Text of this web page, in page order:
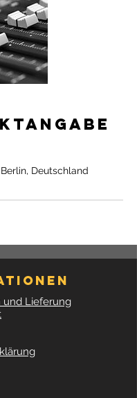
Deutschland
und Lieferung